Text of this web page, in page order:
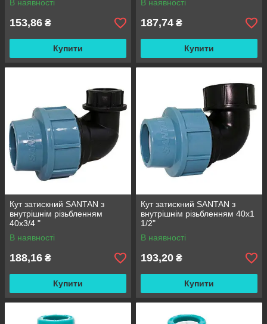
В наявності
153,86 ₴
Купити
В наявності
187,74 ₴
Купити
Кут затискний SANTAN з
внутрішнім різьбленням
40х3/4 "
В наявності
188,16 ₴
Купити
Кут затискний SANTAN з
внутрішнім різьбленням 40х1
1/2"
В наявності
193,20 ₴
Купити